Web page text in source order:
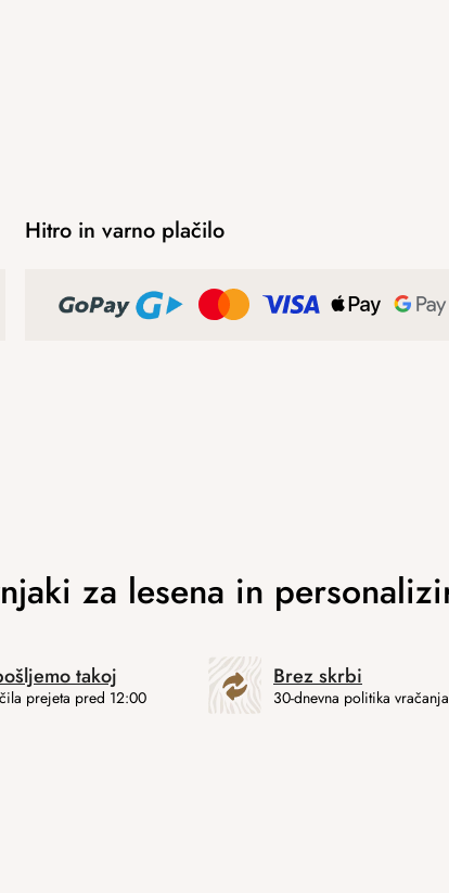
Hitro in varno plačilo
takoj
prejeta pred 12:00
Brez skrbi
30-dnevna politika vračanja